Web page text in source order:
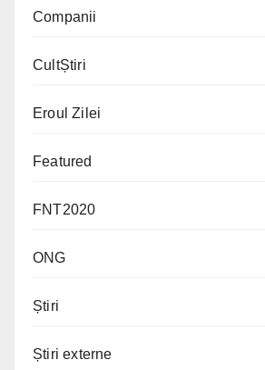
Companii
CultȘtiri
Eroul Zilei
Featured
FNT2020
ONG
Știri
Știri externe